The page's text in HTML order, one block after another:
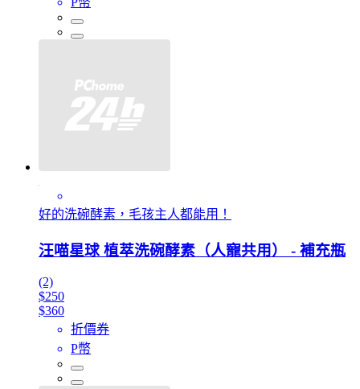
好的洗碗酵素，毛孩主人都能用！
汪喵星球 植萃洗碗酵素（人寵共用） - 補充瓶
(2)
$250
$360
折價券
P幣